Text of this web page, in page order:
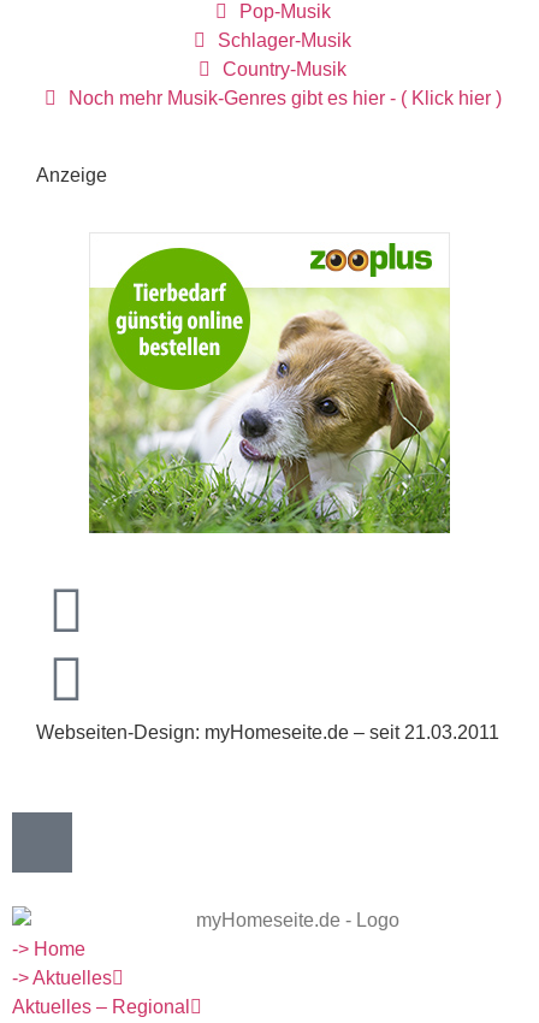
Pop-Musik
Schlager-Musik
Country-Musik
Noch mehr Musik-Genres gibt es hier - ( Klick hier )
Anzeige
Webseiten-Design: myHomeseite.de – seit 21.03.2011
-> Home
-> Aktuelles
Aktuelles – Regional